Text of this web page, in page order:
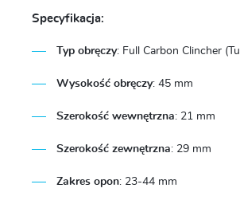
Specyfikacja:
Typ obręczy:Full Carbon Clincher
Wysokość obręczy:45 mm
Szerokość wewnętrzna:21 mm
Szerokość zewnętrzna:29 mm
Zakres opon:23-44 mm